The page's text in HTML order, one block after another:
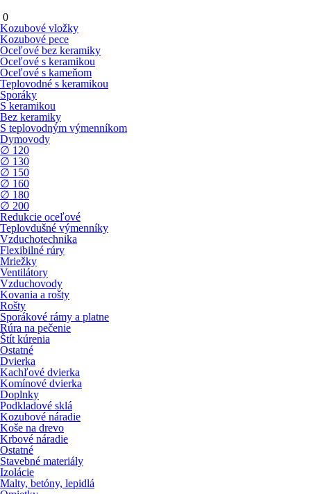
0
Kozubové vložky
Kozubové pece
Oceľové bez keramiky
Oceľové s keramikou
Oceľové s kameňom
Teplovodné s keramikou
Sporáky
S keramikou
Bez keramiky
S teplovodným výmenníkom
Dymovody
∅ 120
∅ 130
∅ 150
∅ 160
∅ 180
∅ 200
Redukcie oceľové
Teplovdušné výmenníky
Vzduchotechnika
Flexibilné rúry
Mriežky
Ventilátory
Vzduchovody
Kovania a rošty
Rošty
Sporákové rámy a platne
Rúra na pečenie
Štít kúrenia
Ostatné
Dvierka
Kachľové dvierka
Komínové dvierka
Doplnky
Podkladové sklá
Kozubové náradie
Koše na drevo
Krbové náradie
Ostatné
Stavebné materiály
Izolácie
Malty, betóny, lepidlá